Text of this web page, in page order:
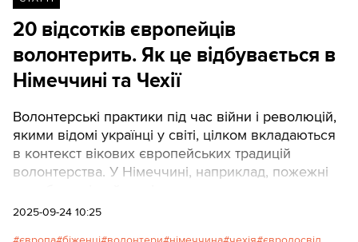
20 відсотків європейців
волонтерить. Як це відбувається в
Німеччині та Чехії
Волонтерські практики під час війни і революцій,
якими відомі українці у світі, цілком вкладаються
в контекст вікових європейських традицій
волонтерства. У Німеччині, наприклад, пожежні
місцевих мешканців-волонтерів. За даними
2025-09-24 10:25